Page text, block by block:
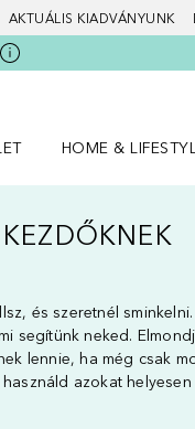
AKTUÁLIS KIADVÁNYUNK
HOME &
és szeretnél
segítünk neked.
lennie, ha még csak
azokat